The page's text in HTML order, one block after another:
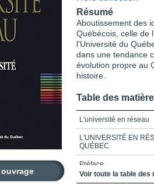
Résumé
Aboutissement des
Québécois, celle de
l'Université du
dans une tendance
évolution propre au
histoire.
Table des
L'université en réseau
L'UNIVERSITÉ EN
QUÉBEC
Préface
Remerciements
Voir toute la table des